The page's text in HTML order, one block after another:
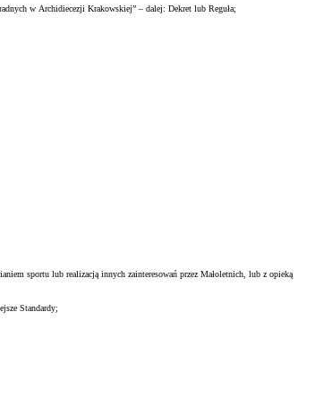
w Archidiecezji Krakowskiej” – dalej: Dekret lub Reguła;
sportu lub realizacją innych zainteresowań przez Małoletnich, lub z opieką
Standardy;